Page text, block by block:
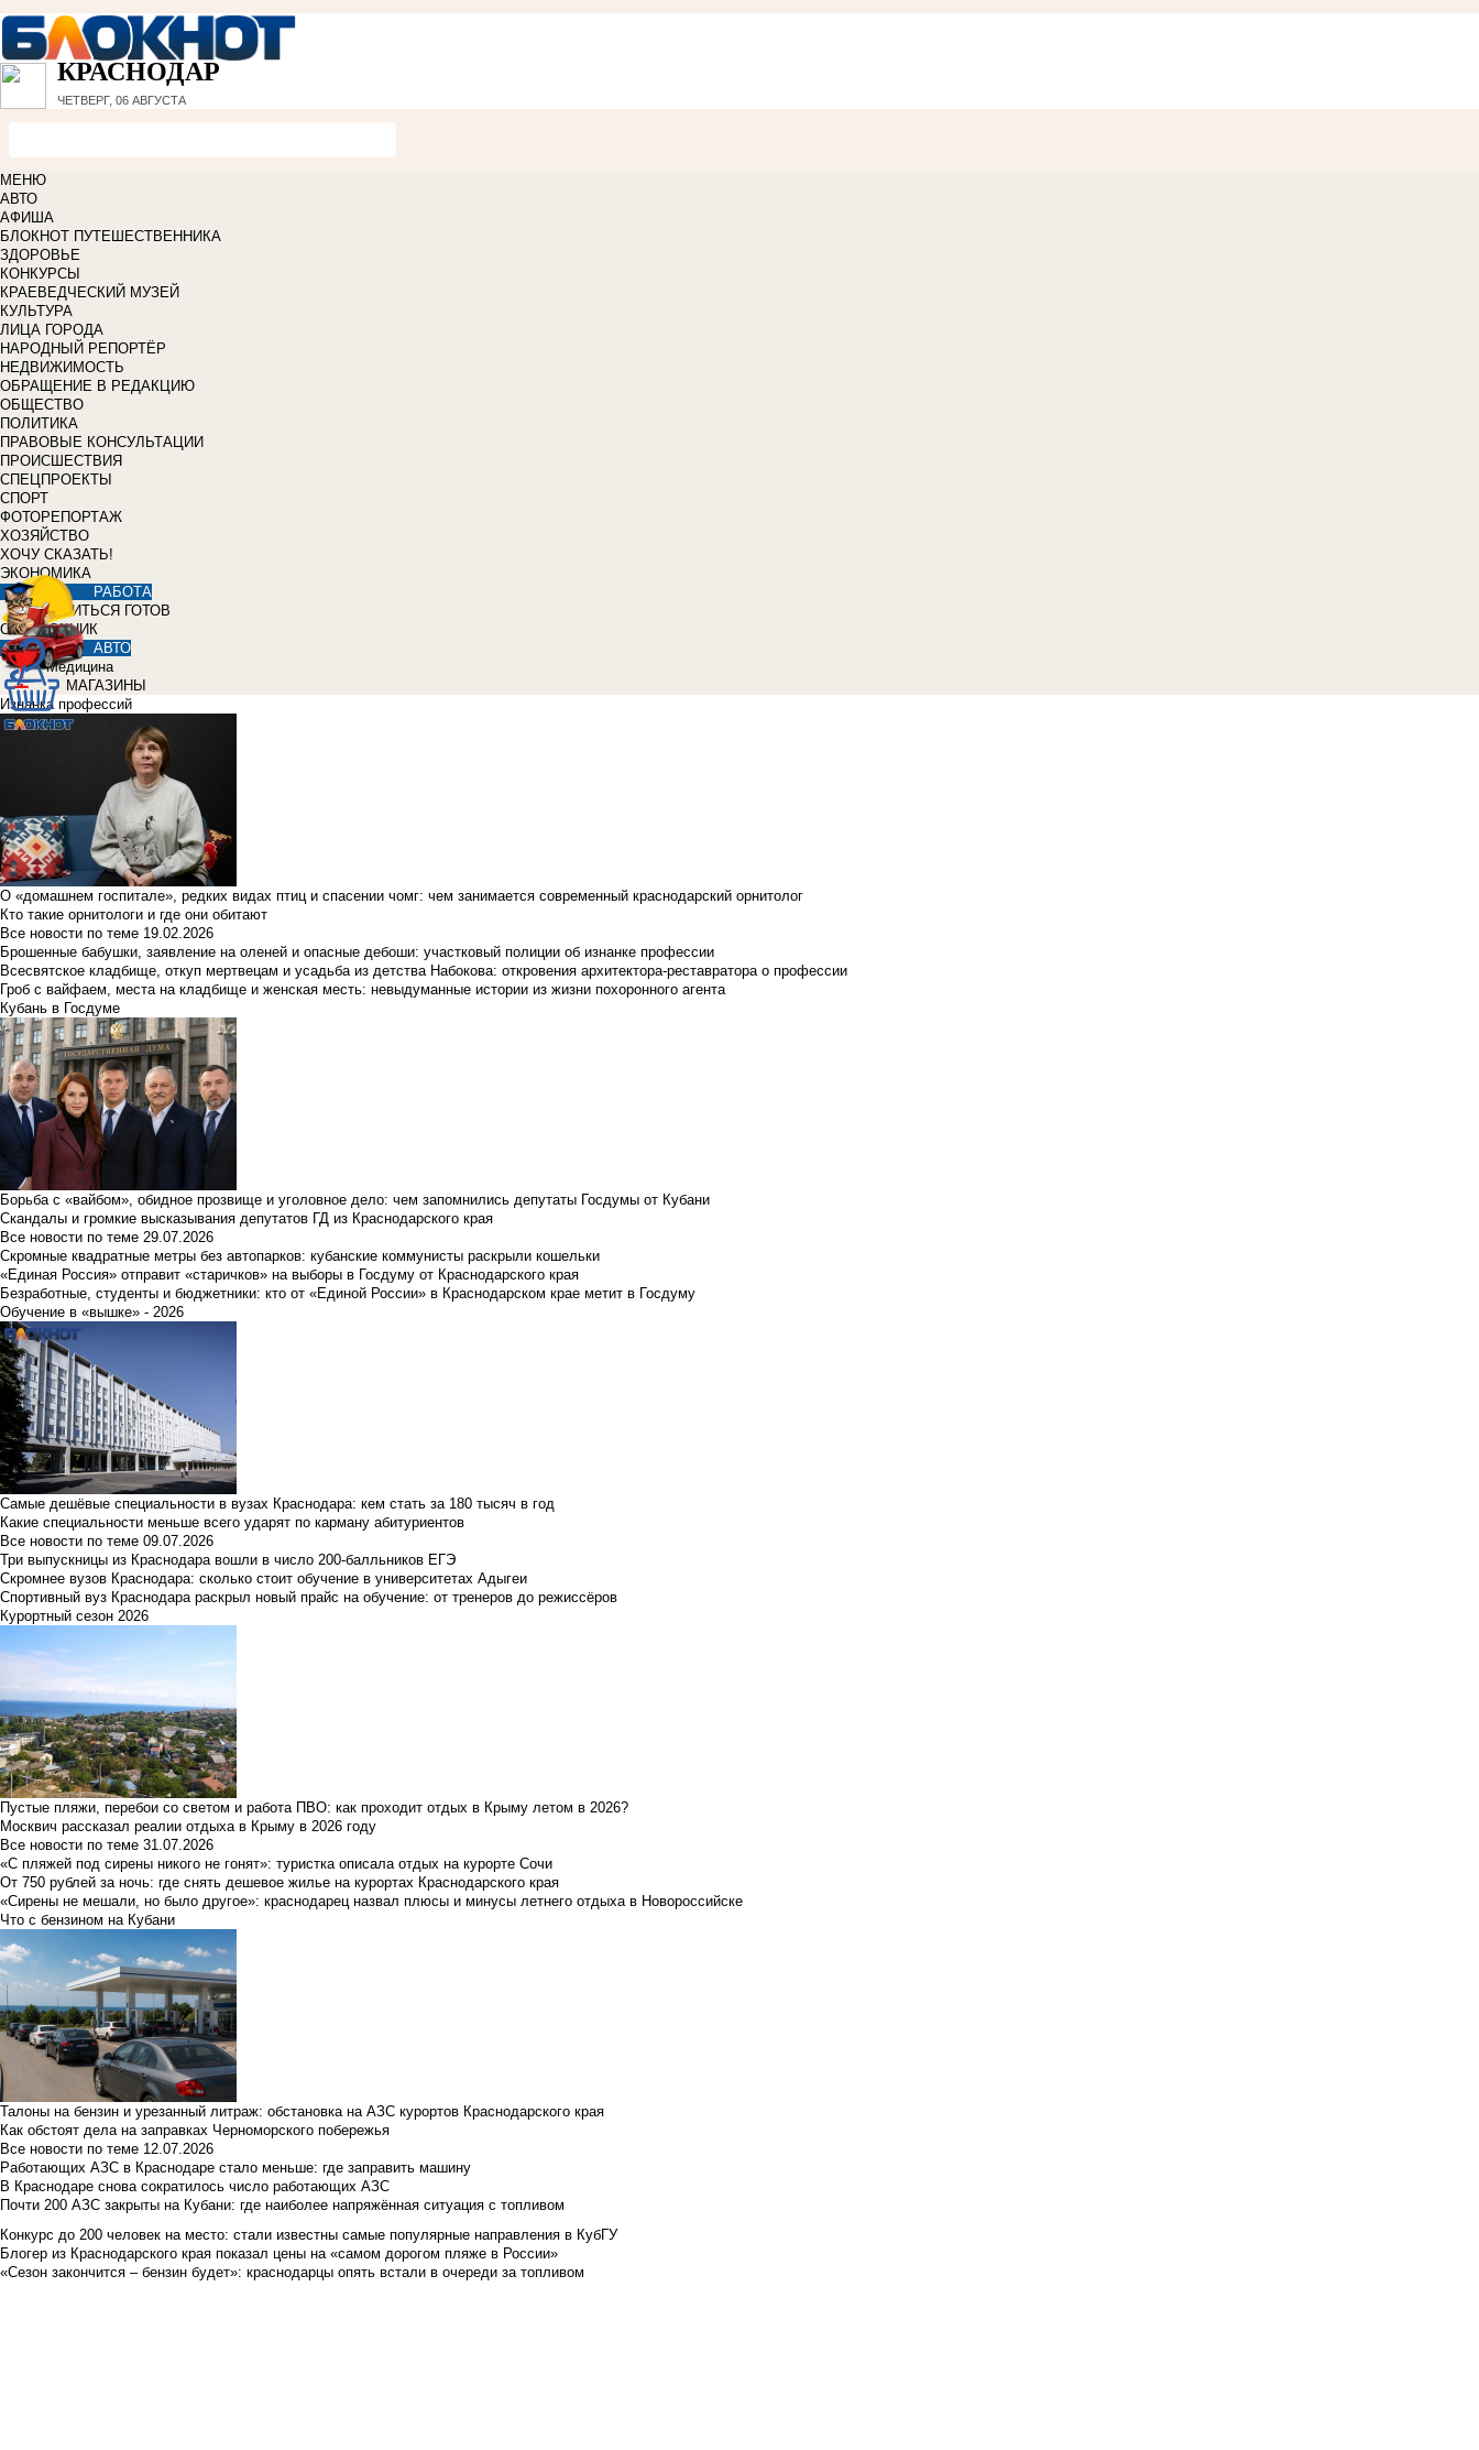
КРАСНОДАР
ЧЕТВЕРГ, 06 АВГУСТА
МЕНЮ
АВТО
АФИША
БЛОКНОТ ПУТЕШЕСТВЕННИКА
ЗДОРОВЬЕ
КОНКУРСЫ
КРАЕВЕДЧЕСКИЙ МУЗЕЙ
КУЛЬТУРА
ЛИЦА ГОРОДА
НАРОДНЫЙ РЕПОРТЁР
НЕДВИЖИМОСТЬ
ОБРАЩЕНИЕ В РЕДАКЦИЮ
ОБЩЕСТВО
ПОЛИТИКА
ПРАВОВЫЕ КОНСУЛЬТАЦИИ
ПРОИСШЕСТВИЯ
СПЕЦПРОЕКТЫ
СПОРТ
ФОТОРЕПОРТАЖ
ХОЗЯЙСТВО
ХОЧУ СКАЗАТЬ!
ЭКОНОМИКА
РАБОТА
УЧИТЬСЯ ГОТОВ
СПРАВОЧНИК
АВТО
Медицина
МАГАЗИНЫ
Изнанка профессий
О «домашнем госпитале», редких видах птиц и спасении чомг: чем занимается современный краснодарский орнитолог
Кто такие орнитологи и где они обитают
Все новости по теме 19.02.2026
Брошенные бабушки, заявление на оленей и опасные дебоши: участковый полиции об изнанке профессии
Всесвятское кладбище, откуп мертвецам и усадьба из детства Набокова: откровения архитектора-реставратора о профессии
Гроб с вайфаем, места на кладбище и женская месть: невыдуманные истории из жизни похоронного агента
Кубань в Госдуме
Борьба с «вайбом», обидное прозвище и уголовное дело: чем запомнились депутаты Госдумы от Кубани
Скандалы и громкие высказывания депутатов ГД из Краснодарского края
Все новости по теме 29.07.2026
Скромные квадратные метры без автопарков: кубанские коммунисты раскрыли кошельки
«Единая Россия» отправит «старичков» на выборы в Госдуму от Краснодарского края
Безработные, студенты и бюджетники: кто от «Единой России» в Краснодарском крае метит в Госдуму
Обучение в «вышке» - 2026
Самые дешёвые специальности в вузах Краснодара: кем стать за 180 тысяч в год
Какие специальности меньше всего ударят по карману абитуриентов
Все новости по теме 09.07.2026
Три выпускницы из Краснодара вошли в число 200-балльников ЕГЭ
Скромнее вузов Краснодара: сколько стоит обучение в университетах Адыгеи
Спортивный вуз Краснодара раскрыл новый прайс на обучение: от тренеров до режиссёров
Курортный сезон 2026
Пустые пляжи, перебои со светом и работа ПВО: как проходит отдых в Крыму летом в 2026?
Москвич рассказал реалии отдыха в Крыму в 2026 году
Все новости по теме 31.07.2026
«С пляжей под сирены никого не гонят»: туристка описала отдых на курорте Сочи
От 750 рублей за ночь: где снять дешевое жилье на курортах Краснодарского края
«Сирены не мешали, но было другое»: краснодарец назвал плюсы и минусы летнего отдыха в Новороссийске
Что с бензином на Кубани
Талоны на бензин и урезанный литраж: обстановка на АЗС курортов Краснодарского края
Как обстоят дела на заправках Черноморского побережья
Все новости по теме 12.07.2026
Работающих АЗС в Краснодаре стало меньше: где заправить машину
В Краснодаре снова сократилось число работающих АЗС
Почти 200 АЗС закрыты на Кубани: где наиболее напряжённая ситуация с топливом
Конкурс до 200 человек на место: стали известны самые популярные направления в КубГУ
Блогер из Краснодарского края показал цены на «самом дорогом пляже в России»
«Сезон закончится – бензин будет»: краснодарцы опять встали в очереди за топливом